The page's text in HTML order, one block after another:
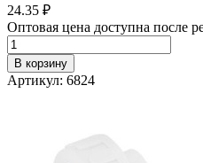
24.35 ₽
Оптовая цена доступна после
В корзину
Артикул: 6824